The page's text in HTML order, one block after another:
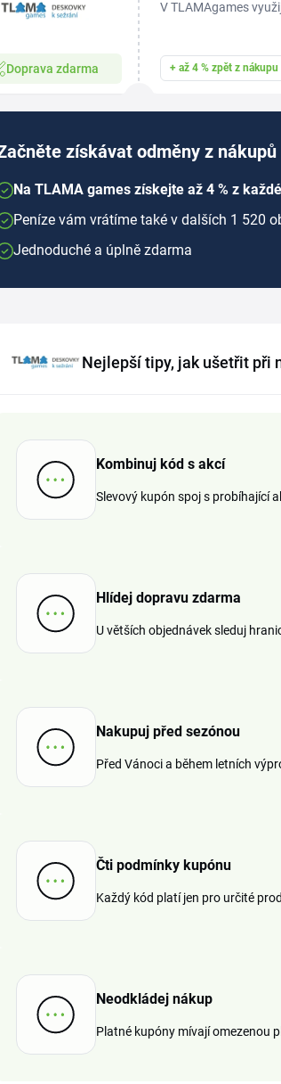
Doprava zdarma
V TLAMAgames
+ až 4 % zpět z nákupu
získávat odměny z nákupů
Na TLAMA games získejte až 4 % z
Peníze vám vrátíme také v dalších 1 520
Jednoduché a úplně zdarma
Nejlepší tipy, jak ušetřit při
Kombinuj kód s akcí
Slevový kupón spoj s probíhající
Hlídej dopravu zdarma
U větších objednávek sleduj
Nakupuj před sezónou
Před Vánoci a během letních
Čti podmínky kupónu
Každý kód platí jen pro určité
Neodkládej nákup
Platné kupóny mívají omezenou